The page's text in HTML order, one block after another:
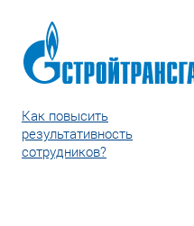
Как повысить
результативность
сотрудников?